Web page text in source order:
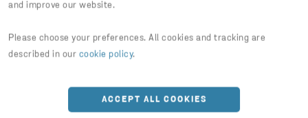
and improve our website.
Please choose your preferences. All cookies and tracking are
described in our cookie policy.
ACCEPT ALL COOKIES
säljare. säljarföretagen.
Gemensamma system för materialhantering bidrar
yrkeskategorier. Helt enkelt genom att det
underlättar dialogen mellan alla som förhandlar och